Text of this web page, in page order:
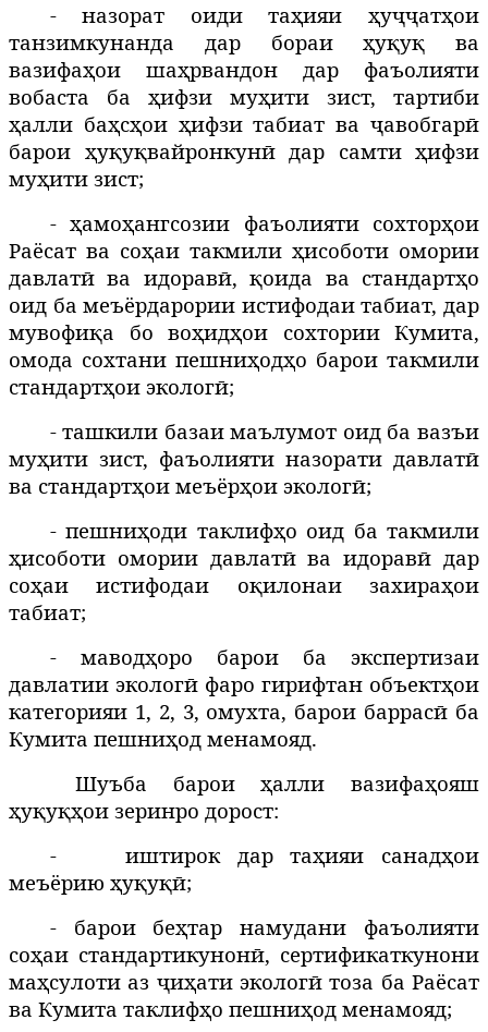
- назорат оиди таҳияи ҳуҷҷатҳои
танзимкунанда дар бораи ҳуқуқ ва
вазифаҳои шаҳрвандон дар фаъолияти
вобаста ба ҳифзи муҳити зист, тартиби
ҳалли баҳсҳои ҳифзи табиат ва ҷавобгарӣ
барои ҳуқуқвайронкунӣ дар самти ҳифзи
муҳити зист;
- ҳамоҳангсозии фаъолияти сохторҳои
Раёсат ва соҳаи такмили ҳисоботи омории
давлатӣ ва идоравӣ, қоида ва стандартҳо
оид ба меъёрдарории истифодаи табиат, дар
мувофиқа бо воҳидҳои сохтории Кумита,
омода сохтани пешниҳодҳо барои такмили
стандартҳои экологӣ;
- ташкили базаи маълумот оид ба вазъи
муҳити зист, фаъолияти назорати давлатӣ
ва стандартҳои меъёрҳои экологӣ;
- пешниҳоди таклифҳо оид ба такмили
ҳисоботи омории давлатӣ ва идоравӣ дар
соҳаи истифодаи оқилонаи захираҳои
табиат;
- маводҳоро барои ба экспертизаи
давлатии экологӣ фаро гирифтан объектҳои
категорияи 1, 2, 3, омухта, барои баррасӣ ба
Кумита пешниҳод менамояд.
Шуъба барои ҳалли вазифаҳояш
ҳуқуқҳои зеринро дорост:
-
иштирок дар таҳияи санадҳои
меъёрию ҳуқуқӣ;
- барои беҳтар намудани фаъолияти
соҳаи стандартикунонӣ, сертификаткунони
маҳсулоти аз ҷиҳати экологӣ тоза ба Раёсат
ва Кумита таклифҳо пешниҳод менамояд;